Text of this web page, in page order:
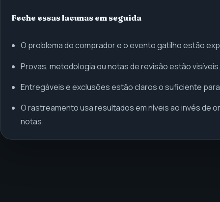
Feche essas lacunas em seguida
O problema do comprador e o evento gatilho estão
Provas, metodologia ou notas de revisão estão visíveis.
Entregáveis e exclusões estão claros o suficiente
O rastreamento usa resultados em níveis ao invés de
notas.